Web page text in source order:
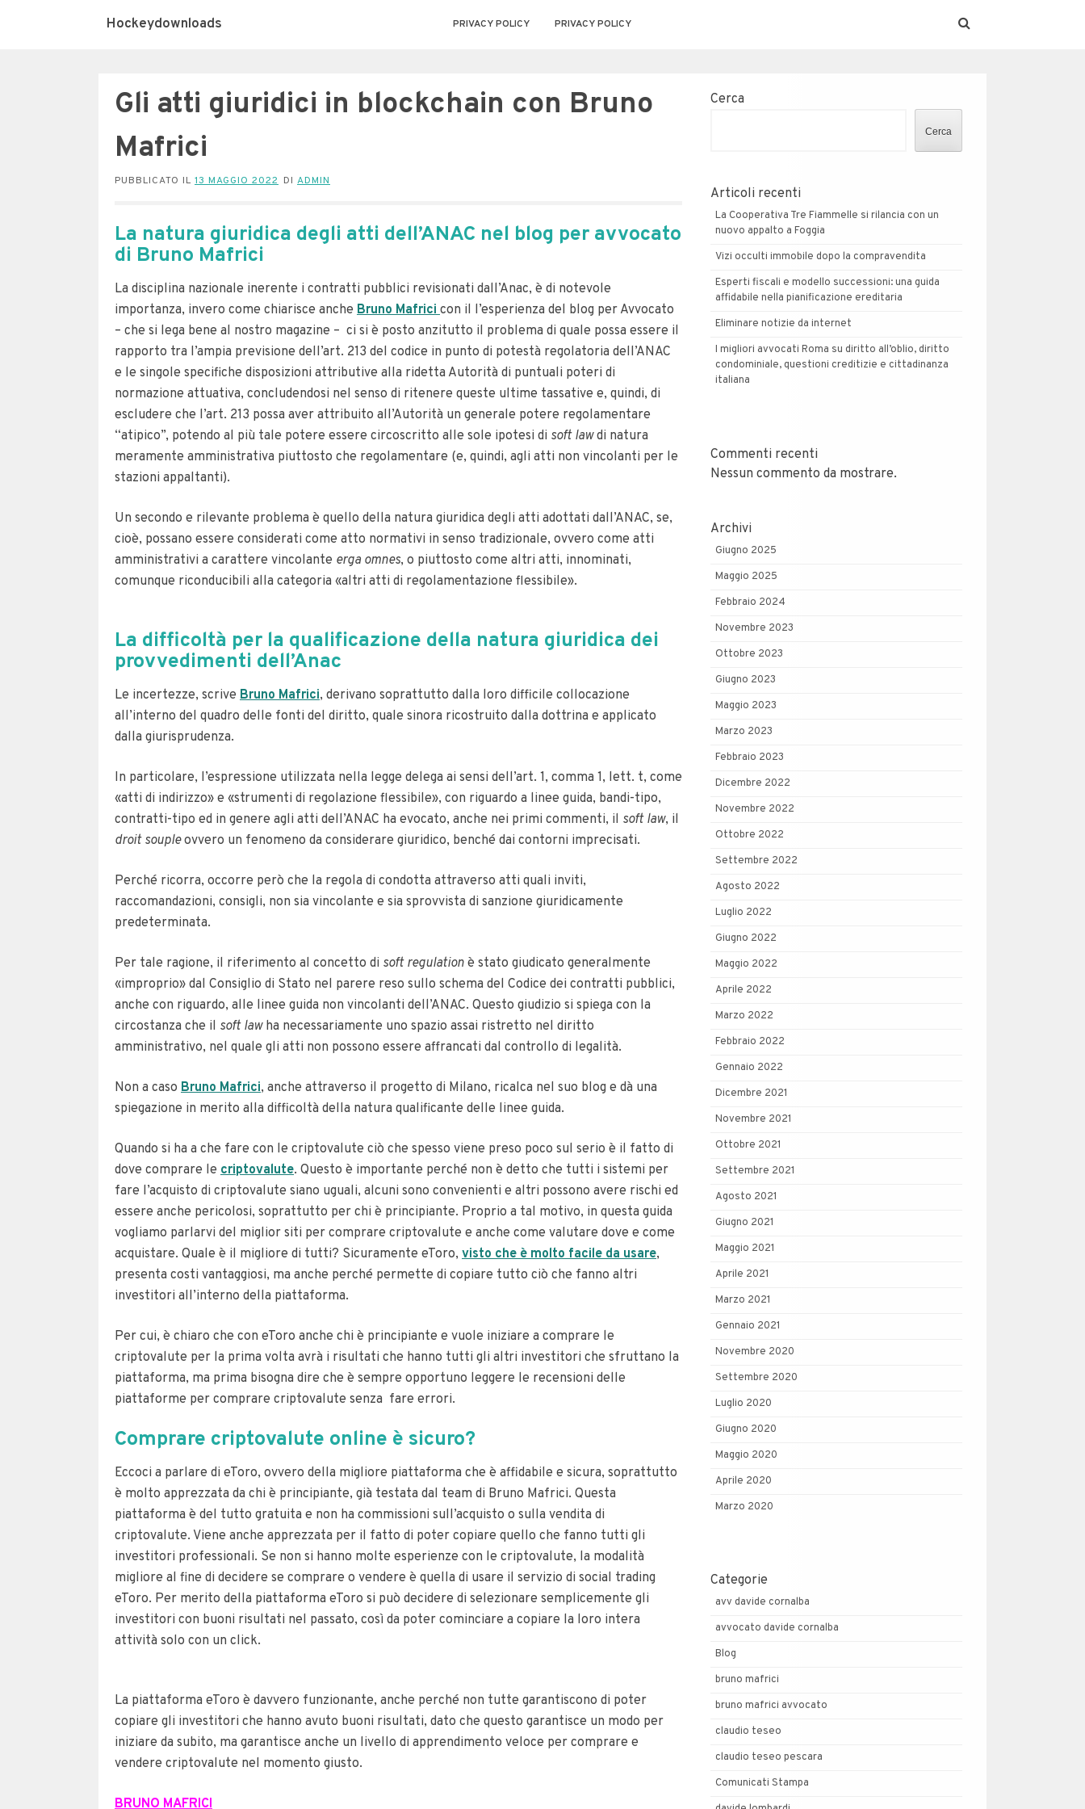
Hockeydownloads PRIVACY POLICY PRIVACY POLICY
Gli atti giuridici in blockchain con Bruno
Mafrici
PUBBLICATO IL 13 MAGGIO 2022 DI ADMIN
La natura giuridica degli atti dell’ANAC nel blog per avvocato
di Bruno Mafrici
La disciplina nazionale inerente i contratti pubblici revisionati dall’Anac, è di notevole
importanza, invero come chiarisce anche Bruno Mafricicon il l’esperienza del blog per Avvocato
– che si lega bene al nostro magazine – ci si è posto anzitutto il problema di quale possa essere il
rapporto tra l’ampia previsione dell’art. 213 del codice in punto di potestà regolatoria dell’ANAC
e le singole specifiche disposizioni attributive alla ridetta Autorità di puntuali poteri di
normazione attuativa, concludendosi nel senso di ritenere queste ultime tassative e, quindi, di
escludere che l’art. 213 possa aver attribuito all’Autorità un generale potere regolamentare
“atipico”, potendo al più tale potere essere circoscritto alle sole ipotesi di soft lawdi natura
meramente amministrativa piuttosto che regolamentare (e, quindi, agli atti non vincolanti per le
stazioni appaltanti).
Un secondo e rilevante problema è quello della natura giuridica degli atti adottati dall’ANAC, se,
cioè, possano essere considerati come atto normativi in senso tradizionale, ovvero come atti
amministrativi a carattere vincolante erga omnes, o piuttosto come altri atti, innominati,
comunque riconducibili alla categoria «altri atti di regolamentazione flessibile».
La difficoltà per la qualificazione della natura giuridica dei
provvedimenti dell’Anac
Le incertezze, scrive Bruno Mafrici, derivano soprattutto dalla loro difficile collocazione
all’interno del quadro delle fonti del diritto, quale sinora ricostruito dalla dottrina e applicato
dalla giurisprudenza.
In particolare, l’espressione utilizzata nella legge delega ai sensi dell’art. 1, comma 1, lett. t, come
«atti di indirizzo» e «strumenti di regolazione flessibile», con riguardo a linee guida, bandi-tipo,
contratti-tipo ed in genere agli atti dell’ANAC ha evocato, anche nei primi commenti, il soft law, il
droit soupleovvero un fenomeno da considerare giuridico, benché dai contorni imprecisati.
Perché ricorra, occorre però che la regola di condotta attraverso atti quali inviti,
raccomandazioni, consigli, non sia vincolante e sia sprovvista di sanzione giuridicamente
predeterminata.
Per tale ragione, il riferimento al concetto di soft regulation è stato giudicato generalmente
«improprio» dal Consiglio di Stato nel parere reso sullo schema del Codice dei contratti pubblici,
anche con riguardo, alle linee guida non vincolanti dell’ANAC. Questo giudizio si spiega con la
circostanza che il soft lawha necessariamente uno spazio assai ristretto nel diritto
amministrativo, nel quale gli atti non possono essere affrancati dal controllo di legalità.
Non a caso Bruno Mafrici, anche attraverso il progetto di Milano, ricalca nel suo blog e dà una
spiegazione in merito alla difficoltà della natura qualificante delle linee guida.
Quando si ha a che fare con le criptovalute ciò che spesso viene preso poco sul serio è il fatto di
dove comprare le criptovalute. Questo è importante perché non è detto che tutti i sistemi per
fare l’acquisto di criptovalute siano uguali, alcuni sono convenienti e altri possono avere rischi ed
essere anche pericolosi, soprattutto per chi è principiante. Proprio a tal motivo, in questa guida
vogliamo parlarvi del miglior siti per comprare criptovalute e anche come valutare dove e come
acquistare. Quale è il migliore di tutti? Sicuramente eToro, visto che è molto facile da usare,
presenta costi vantaggiosi, ma anche perché permette di copiare tutto ciò che fanno altri
investitori all’interno della piattaforma.
Per cui, è chiaro che con eToro anche chi è principiante e vuole iniziare a comprare le
criptovalute per la prima volta avrà i risultati che hanno tutti gli altri investitori che sfruttano la
piattaforma, ma prima bisogna dire che è sempre opportuno leggere le recensioni delle
piattaforme per comprare criptovalute senza fare errori.
Comprare criptovalute online è sicuro?
Eccoci a parlare di eToro, ovvero della migliore piattaforma che è affidabile e sicura, soprattutto
è molto apprezzata da chi è principiante, già testata dal team di Bruno Mafrici. Questa
piattaforma è del tutto gratuita e non ha commissioni sull’acquisto o sulla vendita di
criptovalute. Viene anche apprezzata per il fatto di poter copiare quello che fanno tutti gli
investitori professionali. Se non si hanno molte esperienze con le criptovalute, la modalità
migliore al fine di decidere se comprare o vendere è quella di usare il servizio di social trading
eToro. Per merito della piattaforma eToro si può decidere di selezionare semplicemente gli
investitori con buoni risultati nel passato, così da poter cominciare a copiare la loro intera
attività solo con un click.
La piattaforma eToro è davvero funzionante, anche perché non tutte garantiscono di poter
copiare gli investitori che hanno avuto buoni risultati, dato che questo garantisce un modo per
iniziare da subito, ma garantisce anche un livello di apprendimento veloce per comprare e
vendere criptovalute nel momento giusto.
BRUNO MAFRICI
Cerca
Cerca
Articoli recenti
La Cooperativa Tre Fiammelle si rilancia con un
nuovo appalto a Foggia
Vizi occulti immobile dopo la compravendita
Esperti fiscali e modello successioni: una guida
affidabile nella pianificazione ereditaria
Eliminare notizie da internet
I migliori avvocati Roma su diritto all’oblio, diritto
condominiale, questioni creditizie e cittadinanza
italiana
Commenti recenti
Nessun commento da mostrare.
Archivi
Giugno 2025
Maggio 2025
Febbraio 2024
Novembre 2023
Ottobre 2023
Giugno 2023
Maggio 2023
Marzo 2023
Febbraio 2023
Dicembre 2022
Novembre 2022
Ottobre 2022
Settembre 2022
Agosto 2022
Luglio 2022
Giugno 2022
Maggio 2022
Aprile 2022
Marzo 2022
Febbraio 2022
Gennaio 2022
Dicembre 2021
Novembre 2021
Ottobre 2021
Settembre 2021
Agosto 2021
Giugno 2021
Maggio 2021
Aprile 2021
Marzo 2021
Gennaio 2021
Novembre 2020
Settembre 2020
Luglio 2020
Giugno 2020
Maggio 2020
Aprile 2020
Marzo 2020
Categorie
avv davide cornalba
avvocato davide cornalba
Blog
bruno mafrici
bruno mafrici avvocato
claudio teseo
claudio teseo pescara
Comunicati Stampa